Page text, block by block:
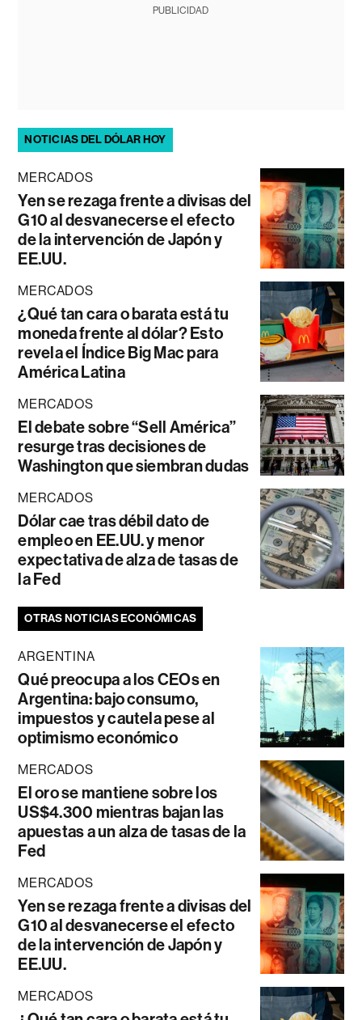
PUBLICIDAD
NOTICIAS DEL DÓLAR HOY
MERCADOS
Yen se rezaga frente a divisas del
G10 al desvanecerse el efecto
de la intervención de Japón y
EE.UU.
MERCADOS
¿Qué tan cara o barata está tu
moneda frente al dólar? Esto
revela el Índice Big Mac para
América Latina
MERCADOS
El debate sobre “Sell América”
resurge tras decisiones de
Washington que siembran dudas
MERCADOS
Dólar cae tras débil dato de
empleo en EE.UU. y menor
expectativa de alza de tasas de
la Fed
OTRAS NOTICIAS ECONÓMICAS
ARGENTINA
Qué preocupa a los CEOs en
Argentina: bajo consumo,
impuestos y cautela pese al
optimismo económico
MERCADOS
El oro se mantiene sobre los
US$4.300 mientras bajan las
apuestas a un alza de tasas de la
Fed
MERCADOS
Yen se rezaga frente a divisas del
G10 al desvanecerse el efecto
de la intervención de Japón y
EE.UU.
MERCADOS